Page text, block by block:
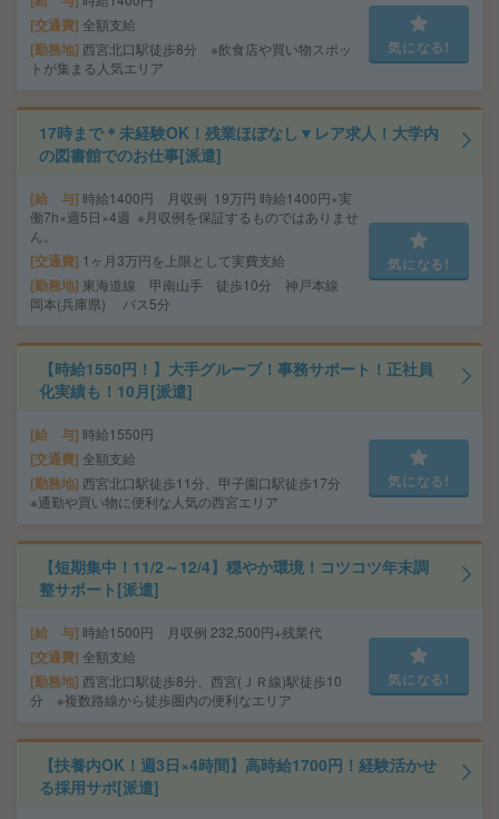
交通費 全額支給
勤務地 西宮北口駅徒歩8分 ※飲食店や買い物スポッ
トが集まる人気エリア
気になる!
17時まで＊未経験OK！残業ほぼなし▼レア求人！大学内
の図書館でのお仕事[派遣]
給 与 時給1400円 月収例 19万円 時給1400円×実
働7h×週5日×4週 ※月収例を保証するものではありませ
ん。
交通費 1ヶ月3万円を上限として実費支給
勤務地 東海道線 甲南山手 徒歩10分 神戸本線
岡本(兵庫県) バス5分
気になる!
【時給1550円！】大手グループ！事務サポート！正社員
化実績も！10月[派遣]
給 与 時給1550円
交通費 全額支給
勤務地 西宮北口駅徒歩11分、甲子園口駅徒歩17分
※通勤や買い物に便利な人気の西宮エリア
気になる!
【短期集中！11/2～12/4】穏やか環境！コツコツ年末調
整サポート[派遣]
給 与 時給1500円 月収例 232,500円+残業代
交通費 全額支給
勤務地 西宮北口駅徒歩8分、西宮(ＪＲ線)駅徒歩10
分 ※複数路線から徒歩圏内の便利なエリア
気になる!
【扶養内OK！週3日×4時間】高時給1700円！経験活かせ
る採用サポ[派遣]